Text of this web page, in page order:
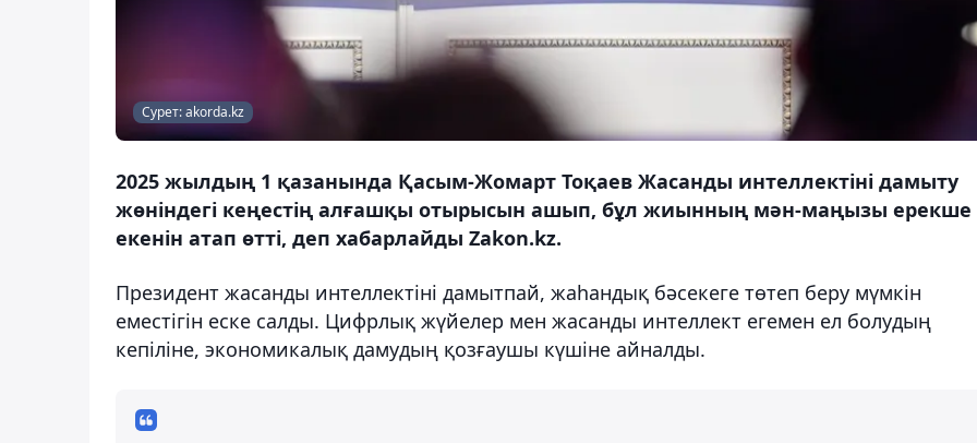
Сурет: akorda.kz
2025 жылдың 1 қазанында Қасым-Жомарт Тоқаев Жасанды интеллектіні дамыту
жөніндегі кеңестің алғашқы отырысын ашып, бұл жиынның мән-маңызы ерекше
екенін атап өтті, деп хабарлайды Zakon.kz.
Президент жасанды интеллектіні дамытпай, жаһандық бәсекеге төтеп беру мүмкін
еместігін еске салды. Цифрлық жүйелер мен жасанды интеллект егемен ел болудың
кепіліне, экономикалық дамудың қозғаушы күшіне айналды.